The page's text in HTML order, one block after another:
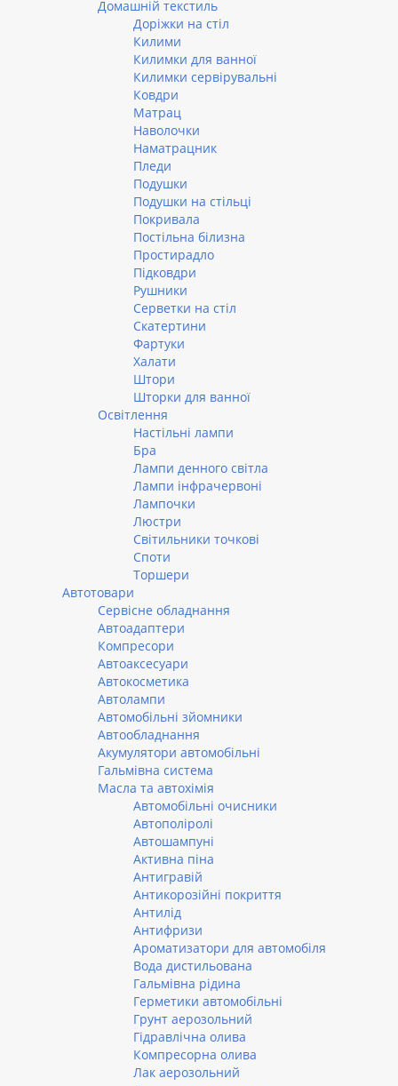
Домашній текстиль
Доріжки на стіл
Килими
Килимки для ванної
Килимки сервірувальні
Ковдри
Матрац
Наволочки
Наматрацник
Пледи
Подушки
Подушки на стільці
Покривала
Постільна білизна
Простирадло
Підковдри
Рушники
Серветки на стіл
Скатертини
Фартуки
Халати
Штори
Шторки для ванної
Освітлення
Настільні лампи
Бра
Лампи денного світла
Лампи інфрачервоні
Лампочки
Люстри
Світильники точкові
Споти
Торшери
Автотовари
Сервісне обладнання
Автоадаптери
Компресори
Автоаксесуари
Автокосметика
Автолампи
Автомобільні зйомники
Автообладнання
Акумулятори автомобільні
Гальмівна система
Масла та автохімія
Автомобільні очисники
Автополіролі
Автошампуні
Активна піна
Антигравій
Антикорозійні покриття
Антилід
Антифризи
Ароматизатори для автомобіля
Вода дистильована
Гальмівна рідина
Герметики автомобільні
Грунт аерозольний
Гідравлічна олива
Компресорна олива
Лак аерозольний